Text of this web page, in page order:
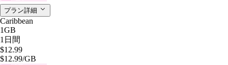
プラン詳細
Caribbean
1GB
1日間
$12.99
$12.99/GB